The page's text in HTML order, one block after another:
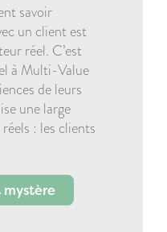
savoir
un client est
réel. C’est
à Multi-Value
de leurs
une large
: les clients
mystère